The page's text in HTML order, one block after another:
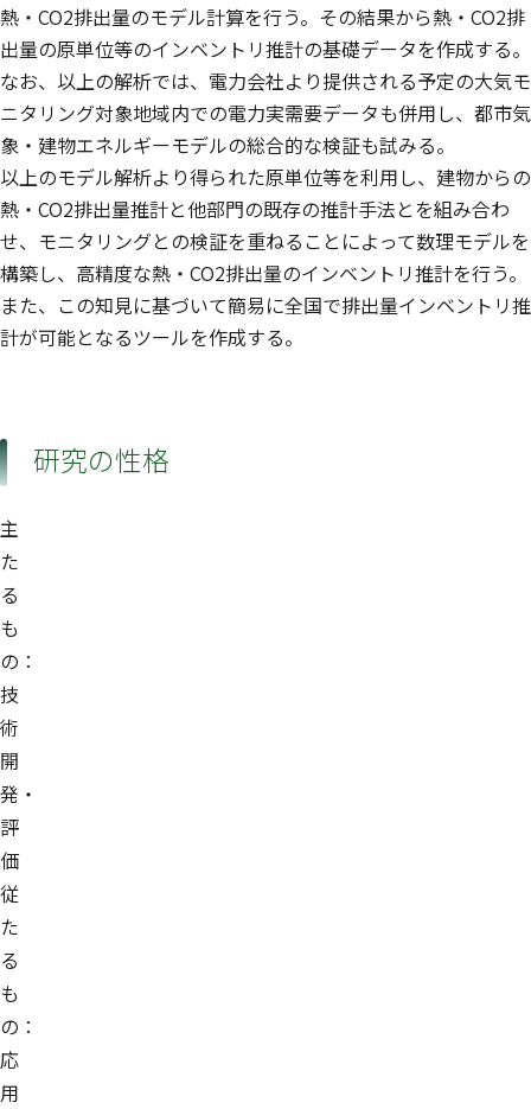
熱・CO2排出量のモデル計算を行う。その結果から熱・CO2排
出量の原単位等のインベントリ推計の基礎データを作成する。
なお、以上の解析では、電力会社より提供される予定の大気モ
ニタリング対象地域内での電力実需要データも併用し、都市気
象・建物エネルギーモデルの総合的な検証も試みる。
以上のモデル解析より得られた原単位等を利用し、建物からの
熱・CO2排出量推計と他部門の既存の推計手法とを組み合わ
せ、モニタリングとの検証を重ねることによって数理モデルを
構築し、高精度な熱・CO2排出量のインベントリ推計を行う。
また、この知見に基づいて簡易に全国で排出量インベントリ推
計が可能となるツールを作成する。
研究の性格
主
た
る
も
の：
技
術
開
発・
評
価
従
た
る
も
の：
応
用